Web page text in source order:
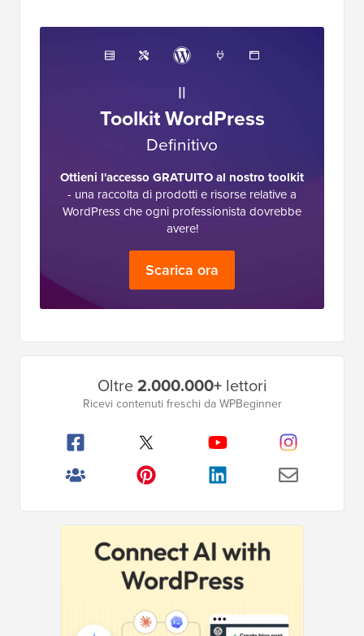
Il
Toolkit WordPress
Definitivo
Ottieni l'accesso GRATUITO al nostro toolkit
- una raccolta di prodotti e risorse relative a
WordPress che ogni professionista dovrebbe
avere!
Scarica ora
Oltre2.000.000+lettori
Ricevi contenuti freschi da WPBeginner